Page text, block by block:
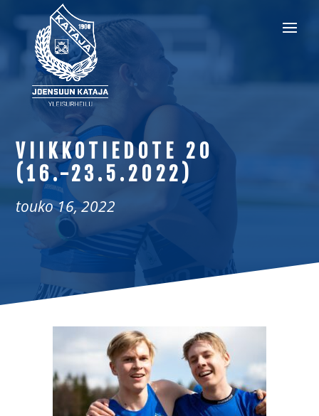
VIIKKOTIEDOTE 20
(16.-23.5.2022)
touko 16, 2022